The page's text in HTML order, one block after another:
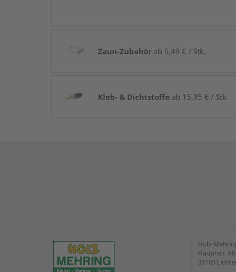
Zaun-Zubehör ab 6,49 € / Stk.
Kleb- & Dichtstoffe ab 15,95 € / Stk.
Holz-
Hauptstr. 68
33165